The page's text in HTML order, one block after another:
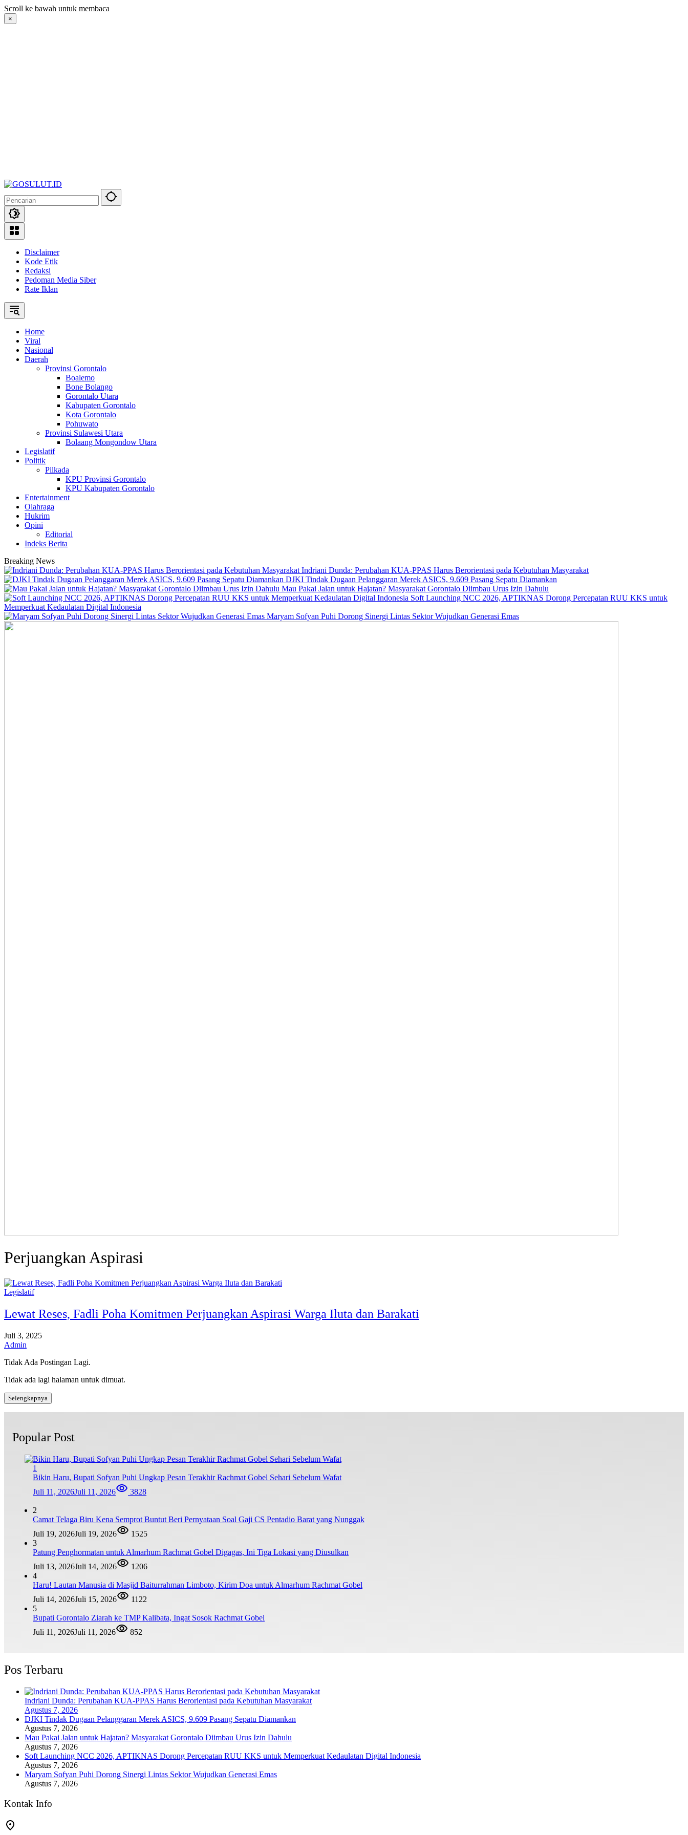
Langsung
ke
konten
Scroll ke bawah untuk membaca
×
Disclaimer
Kode Etik
Redaksi
Pedoman Media Siber
Rate Iklan
Home
Viral
Nasional
Daerah
Provinsi Gorontalo
Boalemo
Bone Bolango
Gorontalo Utara
Kabupaten Gorontalo
Kota Gorontalo
Pohuwato
Provinsi Sulawesi Utara
Bolaang Mongondow Utara
Legislatif
Politik
Pilkada
KPU Provinsi Gorontalo
KPU Kabupaten Gorontalo
Entertainment
Olahraga
Hukrim
Opini
Editorial
Indeks Berita
Breaking News
Indriani Dunda: Perubahan KUA-PPAS Harus Berorientasi pada Kebutuhan Masyarakat
DJKI Tindak Dugaan Pelanggaran Merek ASICS, 9.609 Pasang Sepatu Diamankan
Mau Pakai Jalan untuk Hajatan? Masyarakat Gorontalo Diimbau Urus Izin Dahulu
Soft Launching NCC 2026, APTIKNAS Dorong Percepatan RUU KKS untuk
Memperkuat Kedaulatan Digital Indonesia
Maryam Sofyan Puhi Dorong Sinergi Lintas Sektor Wujudkan Generasi Emas
Perjuangkan Aspirasi
Legislatif
Lewat Reses, Fadli Poha Komitmen Perjuangkan Aspirasi Warga Iluta dan Barakati
Juli 3, 2025
Admin
Tidak Ada Postingan Lagi.
Tidak ada lagi halaman untuk dimuat.
Selengkapnya
Popular Post
1
Bikin Haru, Bupati Sofyan Puhi Ungkap Pesan Terakhir Rachmat Gobel Sehari Sebelum Wafat
Juli 11, 2026Juli 11, 2026 3828
2
Camat Telaga Biru Kena Semprot Buntut Beri Pernyataan Soal Gaji CS Pentadio Barat yang Nunggak
Juli 19, 2026Juli 19, 2026
1525
3
Patung Penghormatan untuk Almarhum Rachmat Gobel Digagas, Ini Tiga Lokasi yang Diusulkan
Juli 13, 2026Juli 14, 2026
1206
4
Haru! Lautan Manusia di Masjid Baiturrahman Limboto, Kirim Doa untuk Almarhum Rachmat Gobel
Juli 14, 2026Juli 15, 2026
1122
5
Bupati Gorontalo Ziarah ke TMP Kalibata, Ingat Sosok Rachmat Gobel
Juli 11, 2026Juli 11, 2026 852
Pos Terbaru
Indriani Dunda: Perubahan KUA-PPAS Harus Berorientasi pada Kebutuhan Masyarakat
Agustus 7, 2026
DJKI Tindak Dugaan Pelanggaran Merek ASICS, 9.609 Pasang Sepatu Diamankan
Agustus 7, 2026
Mau Pakai Jalan untuk Hajatan? Masyarakat Gorontalo Diimbau Urus Izin Dahulu
Agustus 7, 2026
Soft Launching NCC 2026, APTIKNAS Dorong Percepatan RUU KKS untuk Memperkuat Kedaulatan Digital Indonesia
Agustus 7, 2026
Maryam Sofyan Puhi Dorong Sinergi Lintas Sektor Wujudkan Generasi Emas
Agustus 7, 2026
Kontak Info